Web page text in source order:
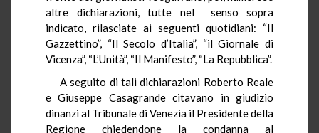
altre dichiarazioni, tutte nel senso sopra
indicato, rilasciate ai seguenti quotidiani: “Il
Gazzettino”, “Il Secolo d’Italia”, “il Giornale di
Vicenza”, “L’Unità”, “Il Manifesto”, “La Repubblica”.
A seguito di tali dichiarazioni Roberto Reale
e Giuseppe Casagrande citavano in giudizio
dinanzi al Tribunale di Venezia il Presidente della
Regione chiedendone la condanna al